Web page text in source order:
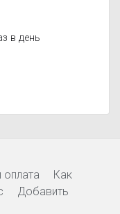
в день
оплата
Как
Добавить